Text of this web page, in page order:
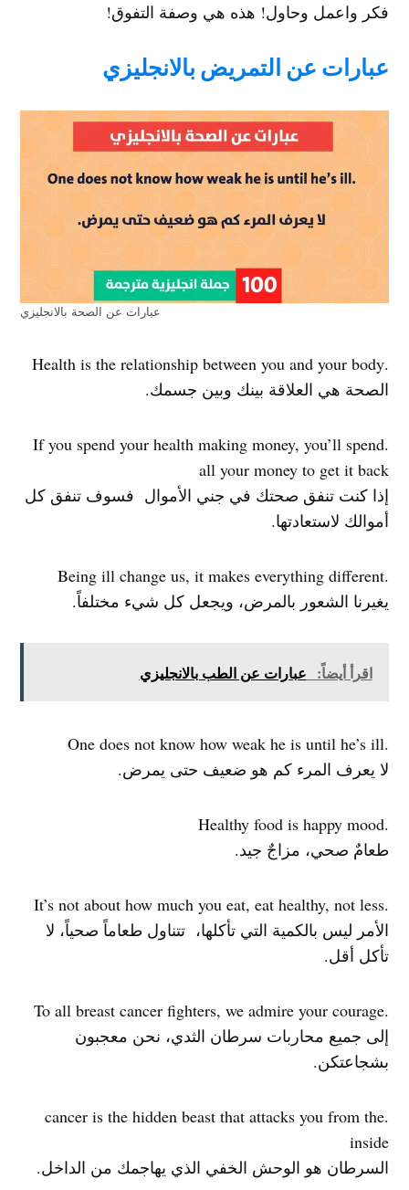
فكر واعمل وحاول! هذه هي وصفة التفوق!
عبارات عن التمريض بالانجليزي
عبارات عن الصحة بالانجليزي
.Health is the relationship between you and your body
الصحة هي العلاقة بينك وبين جسمك.
.If you spend your health making money, you’ll spend
all your money to get it back
إذا كنت تنفق صحتك في جني الأموال فسوف تنفق كل
أموالك لاستعادتها.
.Being ill change us, it makes everything different
يغيرنا الشعور بالمرض، ويجعل كل شيء مختلفاً.
اقرأ أيضاً: عبارات عن الطب بالانجليزي
.One does not know how weak he is until he’s ill
لا يعرف المرء كم هو ضعيف حتى يمرض.
.Healthy food is happy mood
طعامٌ صحي، مزاجٌ جيد.
.It’s not about how much you eat, eat healthy, not less
الأمر ليس بالكمية التي تأكلها، تتناول طعاماً صحياً، لا
تأكل أقل.
.To all breast cancer fighters, we admire your courage
إلى جميع محاربات سرطان الثدي، نحن معجبون
بشجاعتكن.
.cancer is the hidden beast that attacks you from the
inside
السرطان هو الوحش الخفي الذي يهاجمك من الداخل.